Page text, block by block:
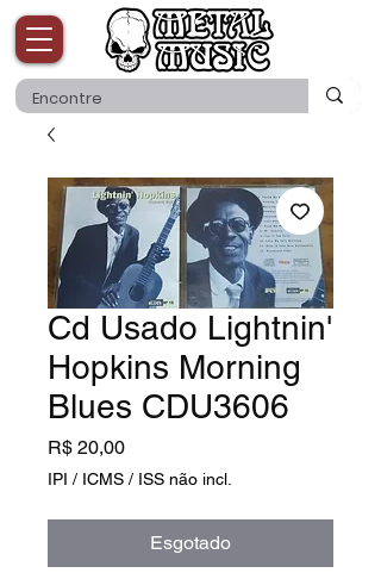
Cd Usado Lightnin'
Hopkins Morning
Blues CDU3606
R$ 20,00Preço
IPI / ICMS / ISS não incl.
Esgotado